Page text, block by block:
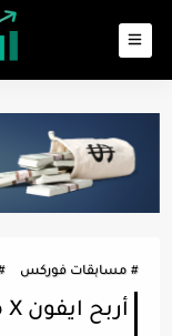
مسابقات فوركس